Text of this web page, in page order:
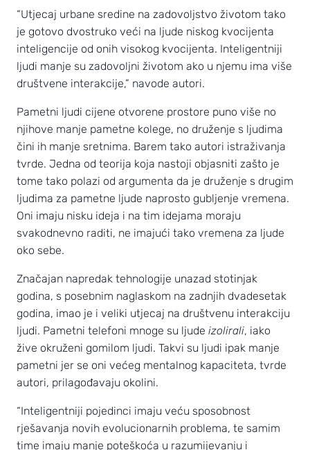
“Utjecaj urbane sredine na zadovoljstvo životom tako
je gotovo dvostruko veći na ljude niskog kvocijenta
inteligencije od onih visokog kvocijenta. Inteligentniji
ljudi manje su zadovoljni životom ako u njemu ima više
društvene interakcije,” navode autori.
Pametni ljudi cijene otvorene prostore puno više no
njihove manje pametne kolege, no druženje s ljudima
čini ih manje sretnima. Barem tako autori istraživanja
tvrde. Jedna od teorija koja nastoji objasniti zašto je
tome tako polazi od argumenta da je druženje s drugim
ljudima za pametne ljude naprosto gubljenje vremena.
Oni imaju nisku ideja i na tim idejama moraju
svakodnevno raditi, ne imajući tako vremena za ljude
oko sebe.
Značajan napredak tehnologije unazad stotinjak
godina, s posebnim naglaskom na zadnjih dvadesetak
godina, imao je i veliki utjecaj na društvenu interakciju
ljudi. Pametni telefoni mnoge su ljude izolirali, iako
žive okruženi gomilom ljudi. Takvi su ljudi ipak manje
pametni jer se oni većeg mentalnog kapaciteta, tvrde
autori, prilagođavaju okolini.
“Inteligentniji pojedinci imaju veću sposobnost
rješavanja novih evolucionarnih problema, te samim
time imaju manje poteškoća u razumijevanju i